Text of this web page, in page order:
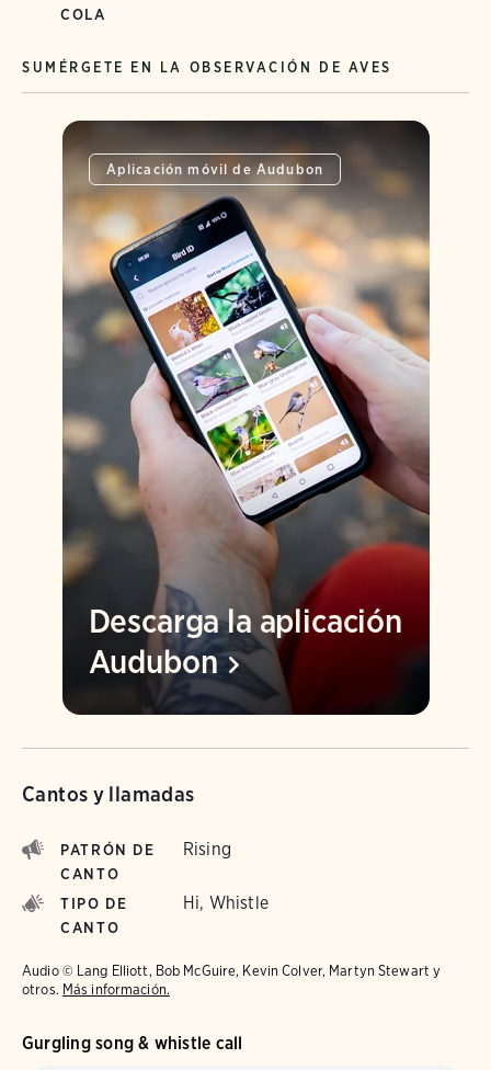
COLA
SUMÉRGETE EN LA OBSERVACIÓN DE AVES
Aplicación móvil de Audubon
Descarga la aplicación
Audubon
Cantos y llamadas
PATRÓN DE
CANTO
Rising
TIPO DE
CANTO
Hi, Whistle
Audio © Lang Elliott, Bob McGuire, Kevin Colver, Martyn Stewart y
otros. Más información.
Gurgling song & whistle call